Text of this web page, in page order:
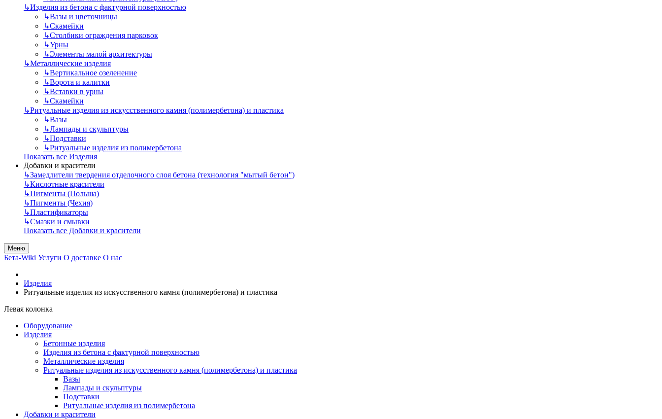
↳Изделия из бетона с фактурной поверхностью
↳Вазы и цветочницы
↳Скамейки
↳Столбики ограждения парковок
↳Урны
↳Элементы малой архитектуры
↳Металлические изделия
↳Вертикальное озеленение
↳Ворота и калитки
↳Вставки в урны
↳Скамейки
↳Ритуальные изделия из искусственного камня (полимербетона) и пластика
↳Вазы
↳Лампады и скульптуры
↳Подставки
↳Ритуальные изделия из полимербетона
Показать все Изделия
Добавки и красители
↳Замедлители твердения отделочного слоя бетона (технология "мытый бетон")
↳Кислотные красители
↳Пигменты (Польша)
↳Пигменты (Чехия)
↳Пластификаторы
↳Смазки и смывки
Показать все Добавки и красители
Меню
Бета-Wiki Услуги О доставке О нас
Изделия
Ритуальные изделия из искусственного камня (полимербетона) и пластика
Левая колонка
Оборудование
Изделия
Бетонные изделия
Изделия из бетона с фактурной поверхностью
Металлические изделия
Ритуальные изделия из искусственного камня (полимербетона) и пластика
Вазы
Лампады и скульптуры
Подставки
Ритуальные изделия из полимербетона
Добавки и красители